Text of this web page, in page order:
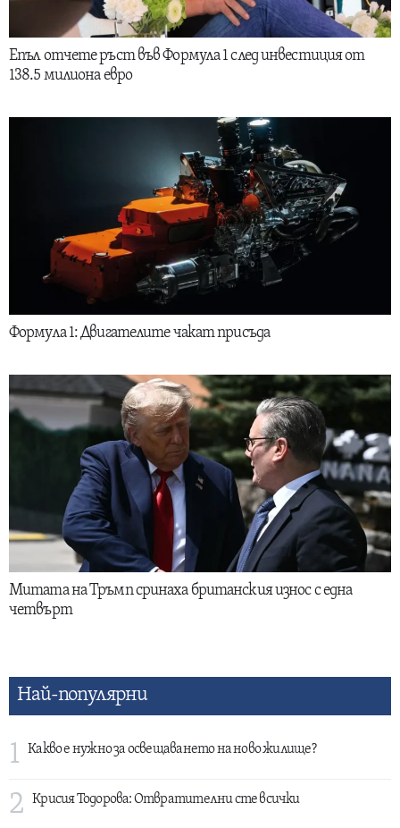
Епъл отчете ръст във Формула 1 след инвестиция от
138.5 милиона евро
Формула 1: Двигателите чакат присъда
Митата на Тръмп сринаха британския износ с една
четвърт
Най-популярни
1 Какво е нужно за освещаването на ново жилище?
2 Крисия Тодорова: Отвратителни сте всички